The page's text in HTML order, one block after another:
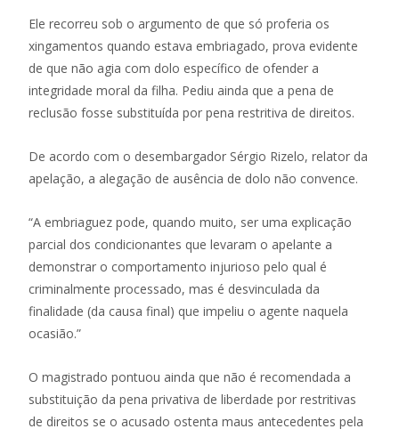
Ele recorreu sob o argumento de que só proferia os
xingamentos quando estava embriagado, prova evidente
de que não agia com dolo específico de ofender a
integridade moral da filha. Pediu ainda que a pena de
reclusão fosse substituída por pena restritiva de direitos.
De acordo com o desembargador Sérgio Rizelo, relator da
apelação, a alegação de ausência de dolo não convence.
“A embriaguez pode, quando muito, ser uma explicação
parcial dos condicionantes que levaram o apelante a
demonstrar o comportamento injurioso pelo qual é
criminalmente processado, mas é desvinculada da
finalidade (da causa final) que impeliu o agente naquela
ocasião.”
O magistrado pontuou ainda que não é recomendada a
substituição da pena privativa de liberdade por restritivas
de direitos se o acusado ostenta maus antecedentes pela